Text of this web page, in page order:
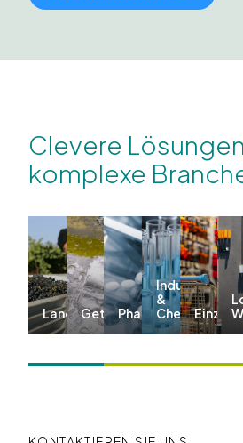
Clevere
komplexe
Landwirtschaft
GetränkePharma
Industrie
&
Chemie